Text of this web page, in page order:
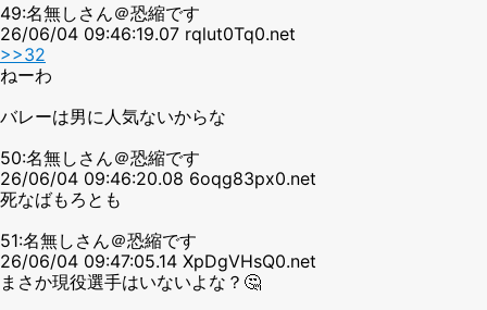
49:名無しさん＠恐縮です
26/06/04 09:46:19.07 rqlut0Tq0.net
>>32
ねーわ
バレーは男に人気ないからな
50:名無しさん＠恐縮です
26/06/04 09:46:20.08 6oqg83px0.net
死なばもろとも
51:名無しさん＠恐縮です
26/06/04 09:47:05.14 XpDgVHsQ0.net
まさか現役選手はいないよな？🤔